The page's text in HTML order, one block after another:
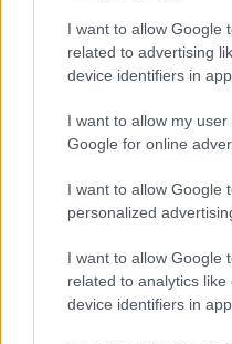
I want to allow Google
related to advertising
device identifiers in
I want to allow my
Google for online
I want to allow Google
personalized
I want to allow Google
related to analytics
device identifiers in
SZÉPSÉG
Olyan rövid haj
2024-ben,
Felkészültél?